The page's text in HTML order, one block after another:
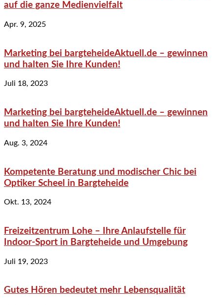
auf die ganze Medienvielfalt
Apr. 9, 2025
Marketing bei bargteheideAktuell.de – gewinnen
und halten Sie Ihre Kunden!
Juli 18, 2023
Marketing bei bargteheideAktuell.de – gewinnen
und halten Sie Ihre Kunden!
Aug. 3, 2024
Kompetente Beratung und modischer Chic bei
Optiker Scheel in Bargteheide
Okt. 13, 2024
Freizeitzentrum Lohe – Ihre Anlaufstelle für
Indoor-Sport in Bargteheide und Umgebung
Juli 19, 2023
Gutes Hören bedeutet mehr Lebensqualität